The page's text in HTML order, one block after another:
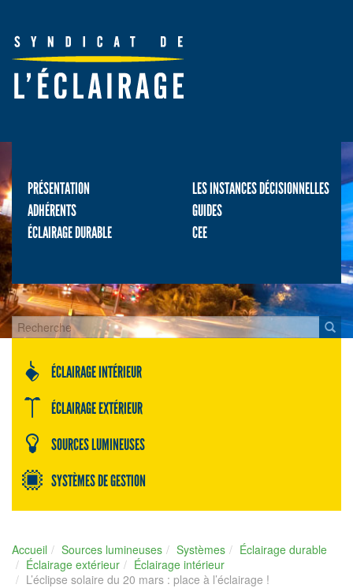
PRÉSENTATION
LES INSTANCES DÉCISIONNELLES
ADHÉRENTS
GUIDES
ÉCLAIRAGE DURABLE
CEE
ÉCLAIRAGE INTÉRIEUR
ÉCLAIRAGE EXTÉRIEUR
SOURCES LUMINEUSES
SYSTÈMES DE GESTION
Accueil Sources lumineuses Systèmes
Éclairage durable
Éclairage extérieur
Éclairage intérieur
L’éclipse solaire du 20 mars : place à l’éclairage !